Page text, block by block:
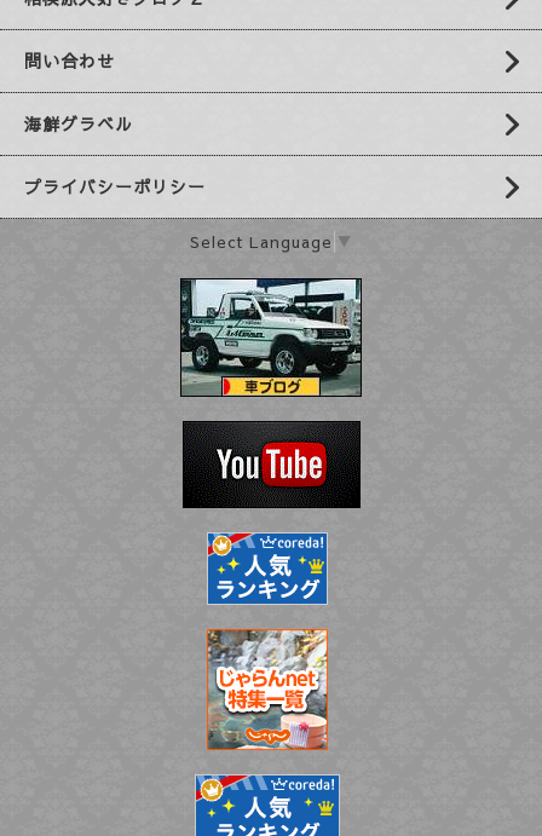
問い合わせ
海鮮グラベル
プライバシーポリシー
Select Language ▼